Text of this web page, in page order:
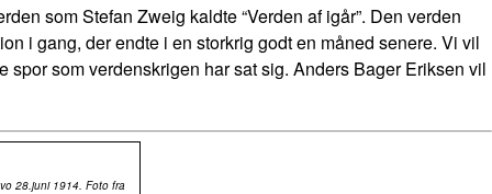
som Stefan Zweig kaldte “Verden af igår”. Den verden
i gang, der endte i en storkrig godt en måned senere. Vi vil
som verdenskrigen har sat sig. Anders Bager Eriksen vil
28.juni 1914. Foto fra